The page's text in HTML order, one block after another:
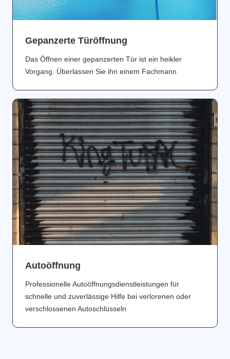
Gepanzerte Türöffnung
Das Öffnen einer gepanzerten Tür ist ein heikler
Vorgang. Überlassen Sie ihn einem Fachmann
Аutoöffnung
Professionelle Autoöffnungsdienstleistungen für
schnelle und zuverlässige Hilfe bei verlorenen oder
verschlossenen Autoschlüsseln